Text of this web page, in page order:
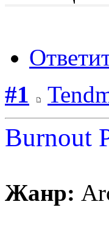
#1
Burnout
Жанр: